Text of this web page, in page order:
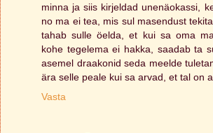
minna ja siis kirjeldad unenäokassi,
no ma ei tea, mis sul masendust
tahab sulle öelda, et kui sa oma
kohe tegelema ei hakka, saadab ta
asemel draakonid seda meelde
ära selle peale kui sa arvad, et tal on
Vasta